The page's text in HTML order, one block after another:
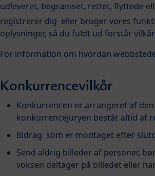
udleveret, begrænset, rettet, flyttede
registrerer dig eller bruger vores
oplysninger, så du fuldt ud forstår
For information om hvordan
Konkurrencevilkår
Konkurrencen er arrangeret af
konkurrencejuryen består altid af
Bidrag som er modtaget efter
Send aldrig billeder af personer,
voksen deltager på billedet eller